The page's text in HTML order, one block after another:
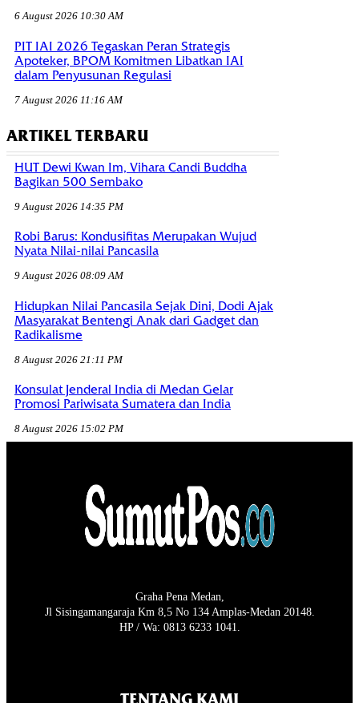
6 August 2026 10:30 AM
PIT IAI 2026 Tegaskan Peran Strategis
Apoteker, BPOM Komitmen Libatkan IAI
dalam Penyusunan Regulasi
7 August 2026 11:16 AM
ARTIKEL TERBARU
HUT Dewi Kwan Im, Vihara Candi Buddha
Bagikan 500 Sembako
9 August 2026 14:35 PM
Robi Barus: Kondusifitas Merupakan Wujud
Nyata Nilai-nilai Pancasila
9 August 2026 08:09 AM
Hidupkan Nilai Pancasila Sejak Dini, Dodi Ajak
Masyarakat Bentengi Anak dari Gadget dan
Radikalisme
8 August 2026 21:11 PM
Konsulat Jenderal India di Medan Gelar
Promosi Pariwisata Sumatera dan India
8 August 2026 15:02 PM
Graha Pena Medan,
Jl Sisingamangaraja Km 8,5 No 134 Amplas-Medan 20148.
HP / Wa: 0813 6233 1041.